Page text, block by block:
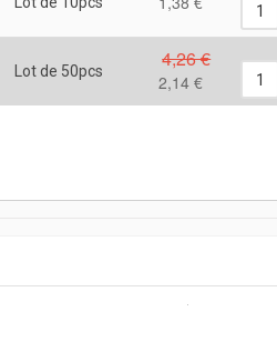
Lot de 50pcs 4,26 €
2,14 €